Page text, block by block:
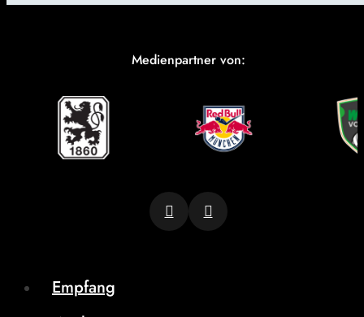
Medienpartner von:
Empfang